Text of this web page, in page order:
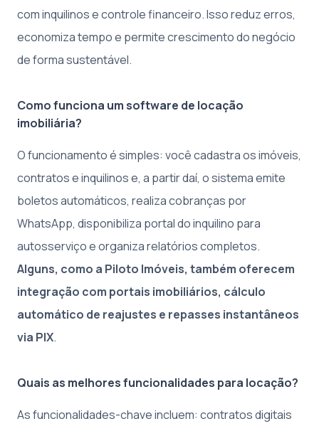
com inquilinos e controle financeiro. Isso reduz erros,
economiza tempo e permite crescimento do negócio
de forma sustentável.
Como funciona um software de locação
imobiliária?
O funcionamento é simples: você cadastra os imóveis,
contratos e inquilinos e, a partir daí, o sistema emite
boletos automáticos, realiza cobranças por
WhatsApp, disponibiliza portal do inquilino para
autosserviço e organiza relatórios completos.
Alguns, como a Piloto Imóveis, também oferecem
integração com portais imobiliários, cálculo
automático de reajustes e repasses instantâneos
via PIX.
Quais as melhores funcionalidades para locação?
As funcionalidades-chave incluem: contratos digitais